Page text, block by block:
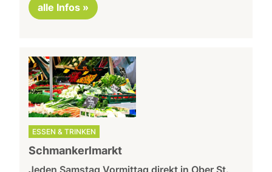
alle Infos »
ESSEN & TRINKEN
Schmankerlmarkt